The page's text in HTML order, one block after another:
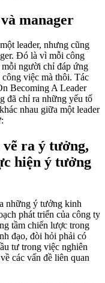
manager
leader, nhưng cũng
Đó là vì mỗi công
người chỉ đáp ứng
việc mà thôi. Tác
Becoming A Leader
đã chỉ ra những yếu tố
nhau giữa một leader
ra ý tưởng,
hiện ý tưởng
những ý tưởng kinh
phát triển của công ty
tầm chiến lược trong
đạo, đòi hỏi phải có
tư trong việc nghiên
các vấn đề liên quan